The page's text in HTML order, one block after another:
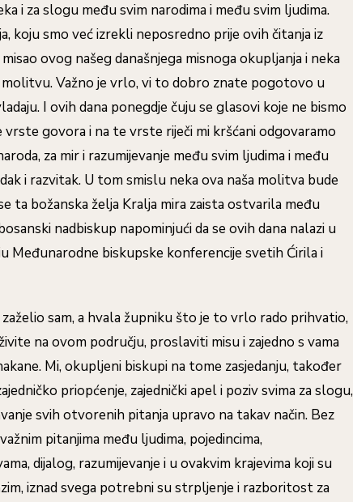
i za slogu među svim narodima i među svim ljudima.
koju smo već izrekli neposredno prije ovih čitanja iz
ovog našeg današnjega misnoga okupljanja i neka
Važno je vrlo, vi to dobro znate pogotovo u
I ovih dana ponegdje čuju se glasovi koje ne bismo
govora i na te vrste riječi mi kršćani odgovaramo
za mir i razumijevanje među svim ljudima i među
i razvitak. U tom smislu neka ova naša molitva bude
ta božanska želja Kralja mira zaista ostvarila među
nadbiskup napominjući da se ovih dana nalazi u
Međunarodne biskupske konferencije svetih Ćirila i
zaželio sam, a hvala župniku što je to vrlo rado prihvatio,
na ovom području, proslaviti misu i zajedno s vama
Mi, okupljeni biskupi na tome zasjedanju, također
priopćenje, zajednički apel i poziv svima za slogu,
svih otvorenih pitanja upravo na takav način. Bez
pitanjima među ljudima, pojedincima,
dijalog, razumijevanje i u ovakvim krajevima koji su
iznad svega potrebni su strpljenje i razboritost za